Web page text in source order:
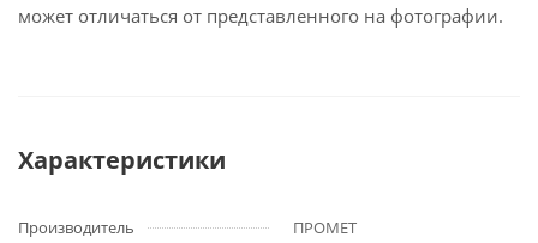
может отличаться от представленного на фотографии.
Характеристики
Производитель
ПРОМЕТ